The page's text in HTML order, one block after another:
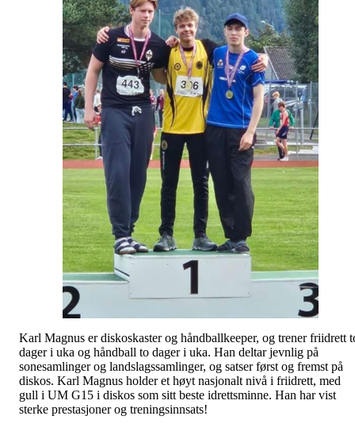
Karl Magnus er diskoskaster og håndballkeeper, og trener friidrett
dager i uka og håndball to dager i uka. Han deltar jevnlig på
sonesamlinger og landslagssamlinger, og satser først og fremst på
diskos. Karl Magnus holder et høyt nasjonalt nivå i friidrett, med
gull i UM G15 i diskos som sitt beste idrettsminne. Han har vist
sterke prestasjoner og treningsinnsats!